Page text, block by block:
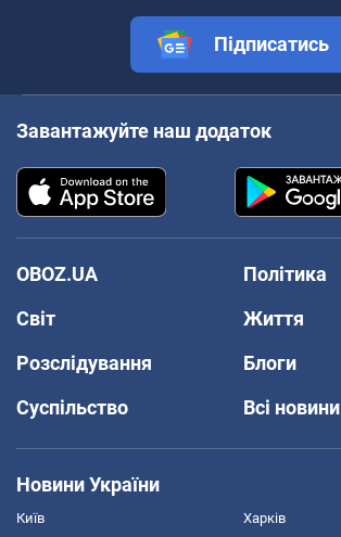
Підписатись
Завантажуйте наш додаток
OBOZ.UA
Політика
Світ
Життя
Розслідування
Блоги
Суспільство
Всі новини
Новини України
Київ Харків